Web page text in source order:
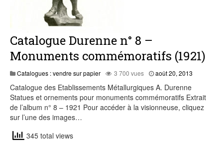
Catalogue Durenne n° 8 –
Monuments commémoratifs (1921)
Catalogues : vendre sur papier 3 700 vues août 20, 2013
Catalogue des Etablissements Métallurgiques A. Durenne
Statues et ornements pour monuments commémoratifs Extrait
de l’album n° 8 – 1921 Pour accéder à la visionneuse, cliquez
sur l’une des images…
345 total views